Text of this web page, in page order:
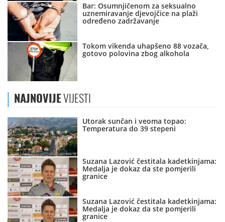
Bar: Osumnjičenom za seksualno
uznemiravanje djevojčice na plaži
određeno zadržavanje
Tokom vikenda uhapšeno 88 vozača,
gotovo polovina zbog alkohola
NAJNOVIJEVIJESTI
Utorak sunčan i veoma topao:
Temperatura do 39 stepeni
Suzana Lazović čestitala kadetkinjama:
Medalja je dokaz da ste pomjerili
granice
Suzana Lazović čestitala kadetkinjama:
Medalja je dokaz da ste pomjerili
granice